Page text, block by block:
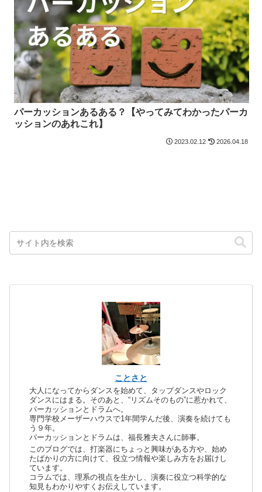
パーカッションあるある？【やってみてわかったパーカ
ッションのあれこれ】
2023.02.12 2026.04.18
ことさと
大人になってからダンスを始めて、タップダンスやロック
ダンスにはまる。そのあと、“リズムそのもの”に惹かれて、
パーカッションとドラムへ。
専門学校メーザーハウスで1年間学んだ後、演奏を続けても
う９年。
パーカッションとドラムは、福長雅夫さんに師事。
このブログでは、打楽器にちょっと興味がある方や、始め
たばかりの方に向けて、役立つ情報や楽しみ方をお届けし
ています。
コラムでは、理系の視点を生かし、演奏に役立つ科学的な
知見もわかりやすくお伝えしています。